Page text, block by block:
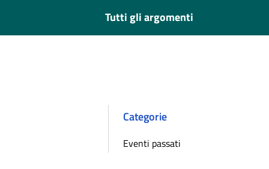
Tutti gli argomenti
Categorie
Eventi passati